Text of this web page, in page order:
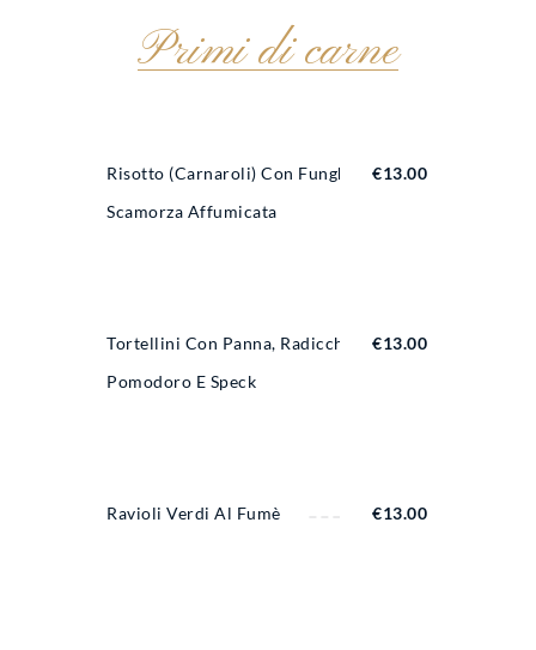
Primi di carne
Risotto (Carnaroli) Con Funghi E
Scamorza Affumicata
€13.00
Tortellini Con Panna, Radicchio,
Pomodoro E Speck
€13.00
Ravioli Verdi Al Fumè €13.00